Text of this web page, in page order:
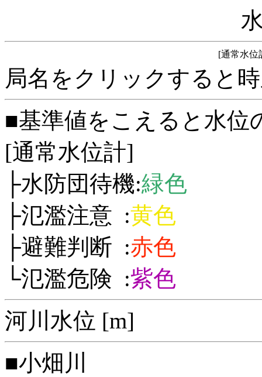
[通常水位
局名をクリックすると
■基準値をこえると水位
[通常水位計]
├水防団待機:緑色
├氾濫注意 :黄色
├避難判断 :赤色
└氾濫危険 :紫色
河川水位 [m]
■小畑川